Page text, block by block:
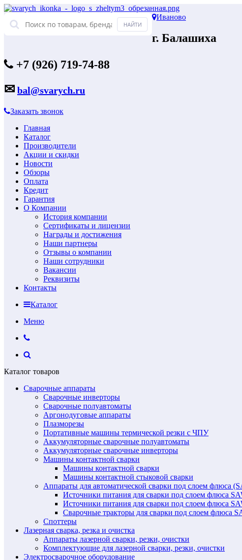
Иваново
г. Балашиха
+7 (926) 719-74-88
✉ bal@svarych.ru
Заказать звонок
Главная
Каталог
Производители
Акции и скидки
Новости
Обзоры
Оплата
Кредит
Гарантия
О Компании
История компании
Сертификаты и лицензии
Награды и достижения
Наши партнеры
Отзывы о компании
Наши сотрудники
Вакансии
Реквизиты
Контакты
Каталог
Меню
Каталог товаров
Сварочные аппараты
Сварочные инверторы
Сварочные полуавтоматы
Аргонодуговые аппараты
Плазморезы
Портативные машины термической резки с ЧПУ
Аккумуляторные сварочные полуавтоматы
Аккумуляторные сварочные инверторы
Машины контактной сварки
Машины контактной сварки
Машины контактной стыковой сварки
Аппараты для автоматической сварки под слоем флюса
Источники питания для сварки под слоем флюса
Источники питания для сварки под слоем флюса
Сварочные тракторы для сварки под слоем флюса
Споттеры
Лазерная сварка, резка и очистка
Аппараты лазерной сварки, резки, очистки
Комплектующие для лазерной сварки, резки, очистки
Электросварочное оборудование